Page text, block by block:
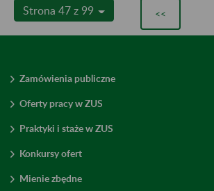
Strona 47 z 99 <<
Zamówienia publiczne
Oferty pracy w ZUS
Praktyki i staże w ZUS
Konkursy ofert
Mienie zbędne